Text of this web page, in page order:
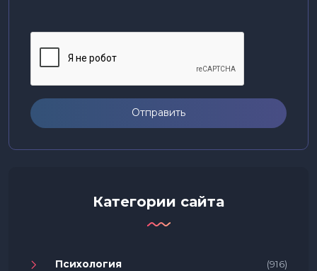
Отправить
Категории сайта
Психология (916)